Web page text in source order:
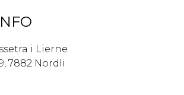
i Lierne
7882 Nordli